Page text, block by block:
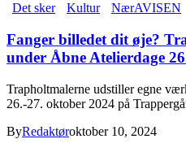
Det sker Kultur NærAVISEN
Fanger billedet dit øje?
under Åbne Atelierdage
Trapholtmalerne udstiller egne
26.-27. oktober 2024 på
ByRedaktøroktober 10, 2024